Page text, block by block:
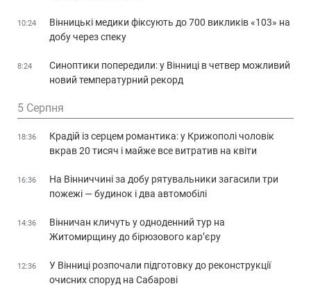
10:24
Вінницькі медики фіксують до 700 викликів «103» на
добу через спеку
8:24
Синоптики попередили: у Вінниці в четвер можливий
новий температурний рекорд
5 Серпня
18:36
Крадій із серцем романтика: у Крижополі чоловік
вкрав 20 тисяч і майже все витратив на квіти
16:36
На Вінниччині за добу рятувальники загасили три
пожежі — будинок і два автомобілі
14:36
Вінничан кличуть у одноденний тур на
Житомирщину до бірюзового кар’єру
12:36
У Вінниці розпочали підготовку до реконструкції
очисних споруд на Сабарові